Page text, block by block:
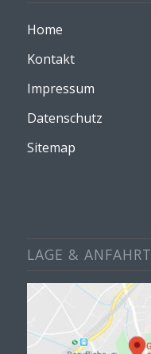
Home
Kontakt
Impressum
Datenschutz
Sitemap
LAGE & ANFAHRT